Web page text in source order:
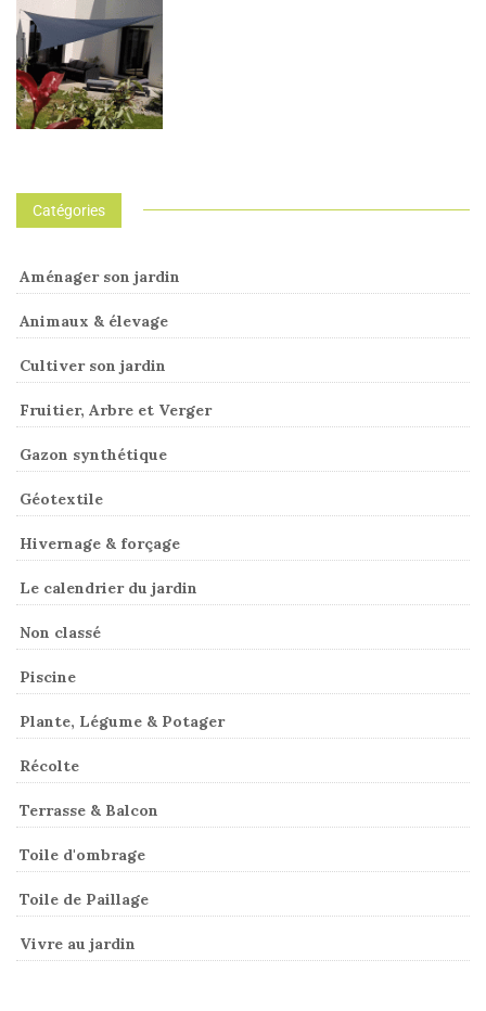
Catégories
Aménager son jardin
Animaux & élevage
Cultiver son jardin
Fruitier, Arbre et Verger
Gazon synthétique
Géotextile
Hivernage & forçage
Le calendrier du jardin
Non classé
Piscine
Plante, Légume & Potager
Récolte
Terrasse & Balcon
Toile d'ombrage
Toile de Paillage
Vivre au jardin